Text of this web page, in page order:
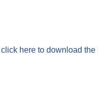
click here to download the